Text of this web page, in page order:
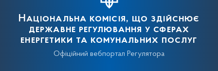
Національна комісія, що здійснює
державне регулювання у сферах
енергетики та комунальних послуг
Офіційний вебпортал Регулятора